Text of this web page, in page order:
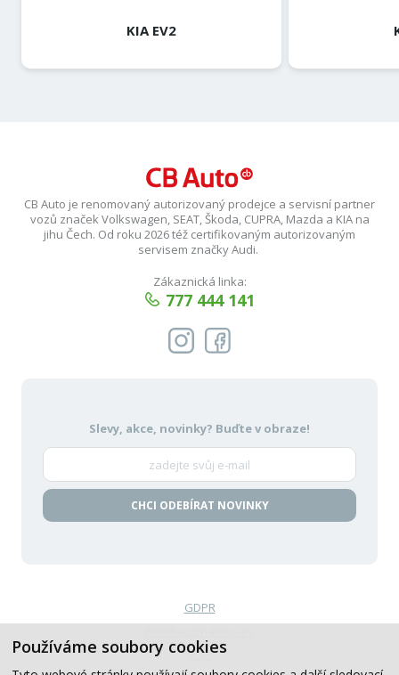
Používáme soubory cookies
KIA EV2
CB Auto je renomovaný autorizovaný prodejce a servisní partner
vozů značek Volkswagen, SEAT, Škoda, CUPRA, Mazda a KIA na
jihu Čech. Od roku 2026 též certifikovaným autorizovaným
servisem značky Audi.
Zákaznická linka:
777 444 141
Slevy, akce, novinky? Buďte v obraze!
CHCI ODEBÍRAT NOVINKY
GDPR
VOP